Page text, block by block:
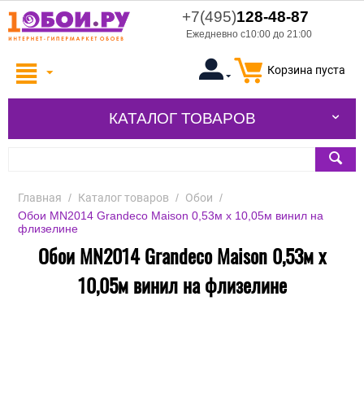
+7(495)128-48-87
Ежедневно с10:00 до 21:00
Корзина пуста
КАТАЛОГ ТОВАРОВ
Главная / Каталог товаров / Обои /
Обои MN2014 Grandeco Maison 0,53м x 10,05м винил на
флизелине
Обои MN2014 Grandeco Maison 0,53м x
10,05м винил на флизелине